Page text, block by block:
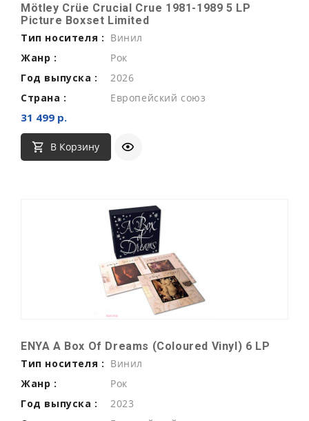
Mötley Crüe Crucial Crue 1981-1989 5 LP
Picture Boxset Limited
Тип носителя : Винил
Жанр :
Рок
Год выпуска :
2026
Страна :
Европейский союз
31 499 р.
В Корзину
ENYA A Box Of Dreams (Coloured Vinyl) 6 LP
Тип носителя : Винил
Жанр :
Рок
Год выпуска :
2023